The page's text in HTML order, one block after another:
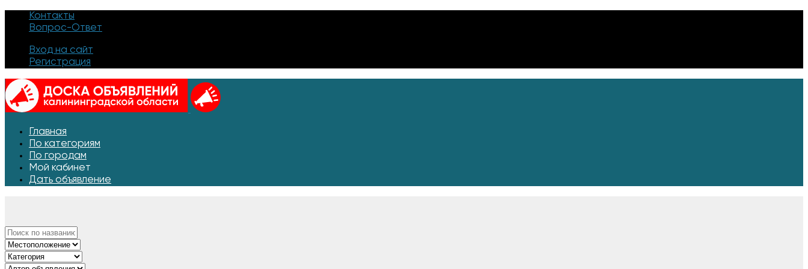
Контакты
Вопрос-Ответ
Вход на сайт
Регистрация
Главная
По категориям
По городам
Мой кабинет
Дать объявление